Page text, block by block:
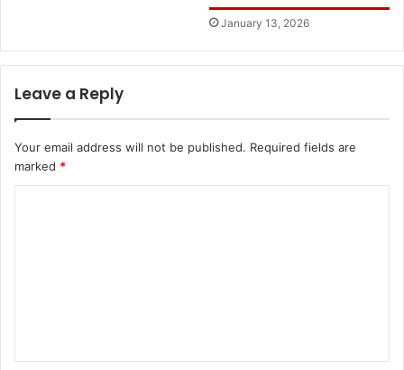
January 13, 2026
Leave a Reply
Your email address will not be published. Required fields are
marked *
t